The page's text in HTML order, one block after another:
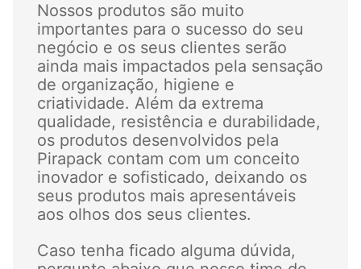
Nossos produtos são muito
importantes para o sucesso do seu
negócio e os seus clientes serão
ainda mais impactados pela sensação
de organização, higiene e
criatividade. Além da extrema
qualidade, resistência e durabilidade,
os produtos desenvolvidos pela
Pirapack contam com um conceito
inovador e sofisticado, deixando os
seus produtos mais apresentáveis
aos olhos dos seus clientes.
Caso tenha ficado alguma dúvida,